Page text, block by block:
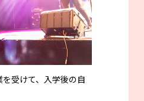
受けて、入学後の自